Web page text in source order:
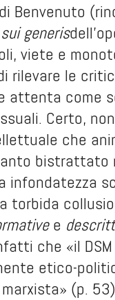
Benvenuto
sui generis
viete e
rilevare le
attenta come
Certo,
che
bistrattato
infondatezza
torbida
e
che «il
etico-
(p.